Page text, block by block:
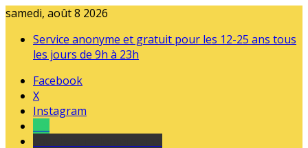
samedi, août 8 2026
Service anonyme et gratuit pour les 12-25 ans tous
les jours de 9h à 23h
Facebook
X
Instagram